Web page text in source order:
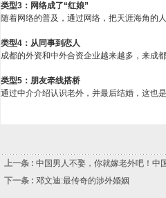
类型3：网络成了“红娘”
随着网络的普及，通过网络，把天涯海角的
类型4：从同事到恋人
成都的外资和中外合资企业越来越多，来成
类型5：朋友牵线搭桥
通过中介介绍认识老外，并最后结婚，这也
(来自
上一条 : 中国男人不娶，你就嫁老外吧！中
下一条 : 邓文迪:最传奇的涉外婚姻